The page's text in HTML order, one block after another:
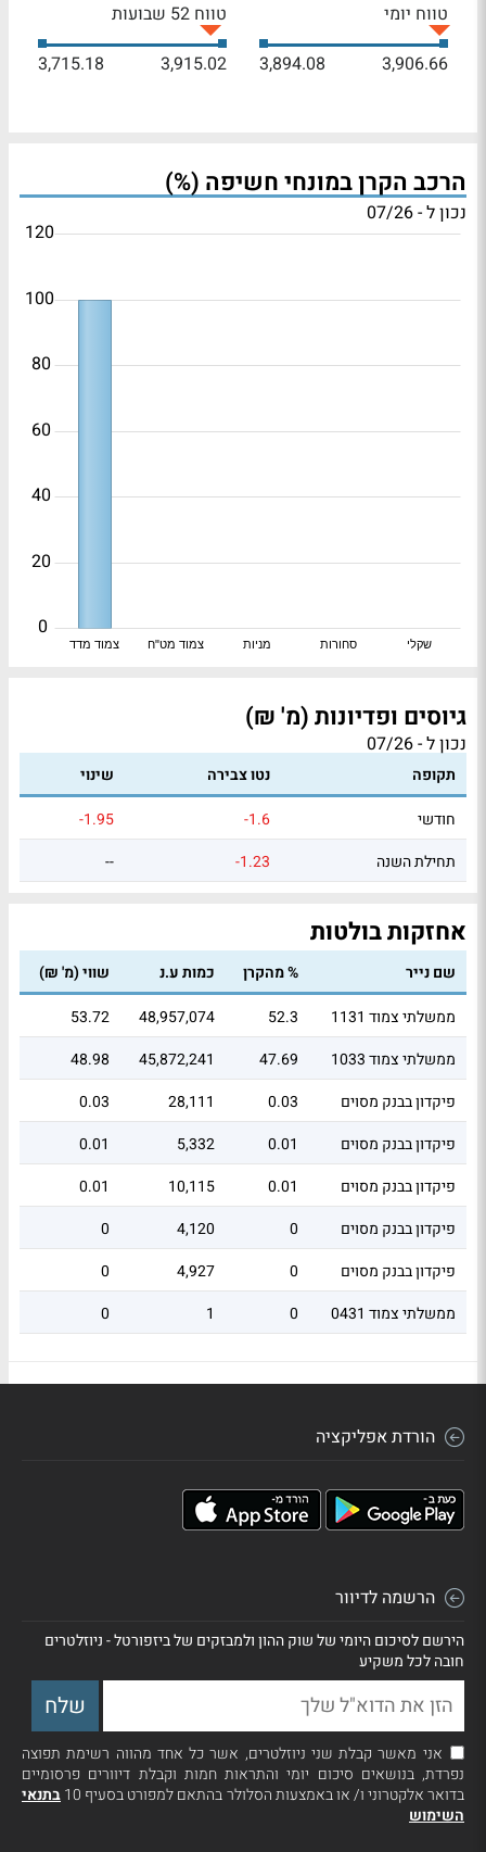
טווח יומי
3,906.66
3,894.08
טווח 52 שבועות
3,915.02
3,715.18
הרכב הקרן במונחי חשיפה (%)
נכון ל - 07/26
צמוד מדד צמוד מט"ח מניות סחורות שקלי
0
20
40
60
80
100
120
גיוסים ופדיונות (מ' ₪)
נכון ל - 07/26
תקופה נטו צבירה
שינוי
חודשי
-1.6
-1.95
תחילת השנה
-1.23
--
אחזקות בולטות
שם נייר % מהקרן כמות ע.נ
שווי (מ' ₪)
ממשלתי צמוד 1131
52.3
48,957,074
53.72
ממשלתי צמוד 1033
47.69
45,872,241
48.98
פיקדון בבנק מסוים
0.03
28,111
0.03
פיקדון בבנק מסוים
0.01
5,332
0.01
פיקדון בבנק מסוים
0.01
10,115
0.01
פיקדון בבנק מסוים
0
4,120
0
פיקדון בבנק מסוים
0
4,927
0
ממשלתי צמוד 0431
0
1
0
הורדת אפליקציה
הרשמה לדיוור
הירשם לסיכום היומי של שוק ההון ולמבזקים של ביזפורטל - ניוזלטרים
חובה לכל משקיע
אני מאשר קבלת שני ניוזלטרים, אשר כל אחד מהווה רשימת תפוצה
נפרדת, בנושאים סיכום יומי והתראות חמות וקבלת דיוורים פרסומיים
בדואר אלקטרוני ו/ או באמצעות הסלולר בהתאם למפורט בסעיף 10
בתנאי
השימוש